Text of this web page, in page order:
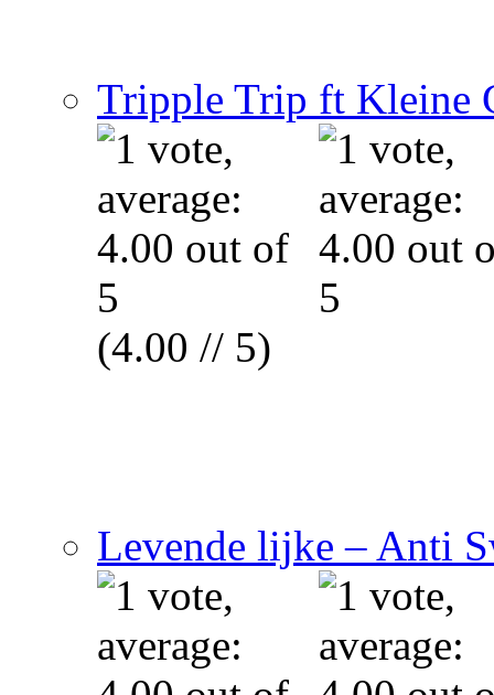
Tripple Trip ft Kleine
(4.00 // 5)
Levende lijke – Anti